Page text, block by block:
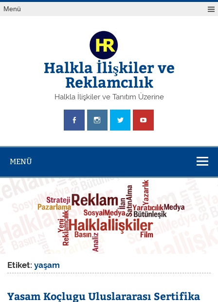
Skip
toMenü
Halkla İlişkiler ve
Reklamcılık
Halkla İlişkiler ve Tanıtım Üzerine
MENÜ
Etiket:yaşam
Yasam Koçlugu Uluslararası Sertifika